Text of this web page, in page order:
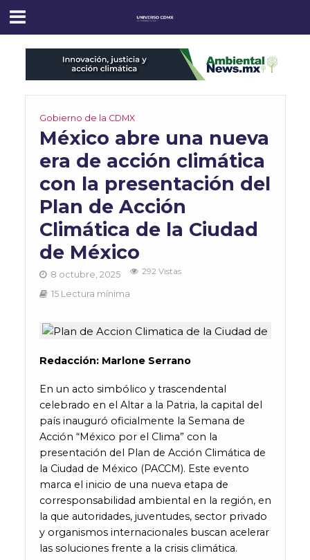
Gobierno de la CDMX
México abre una nueva
era de acción climática
con la presentación del
Plan de Acción
Climática de la Ciudad
de México
8 octubre, 2025 292 Vistas
15 Lectura mínima
Redacción: MarloneSerrano
En un acto simbólico y trascendental
celebrado en el Altar a la Patria, la capital del
país inauguró oficialmente la Semana de
Acción “México por el Clima” con la
presentación del Plan de Acción Climática de
la Ciudad de México (PACCM). Este evento
marca el inicio de una nueva etapa de
corresponsabilidad ambiental en la región, en
la que autoridades, juventudes, sector privado
y organismos internacionales buscan acelerar
las soluciones frente a la crisis climática.